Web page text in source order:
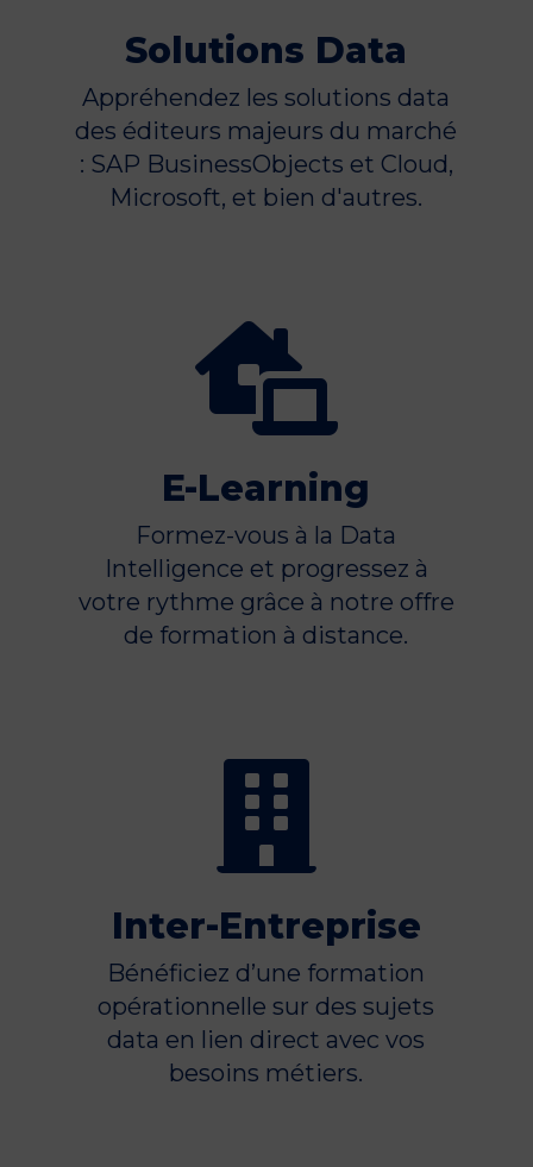
Solutions Data
Appréhendez les solutions data
des éditeurs majeurs du marché
: SAP BusinessObjects et Cloud,
Microsoft, et bien d'autres.

E-Learning
Formez-vous à la Data
Intelligence et progressez à
votre rythme grâce à notre offre
de formation à distance.

Inter-Entreprise
Bénéficiez d’une formation
opérationnelle sur des sujets
data en lien direct avec vos
besoins métiers.